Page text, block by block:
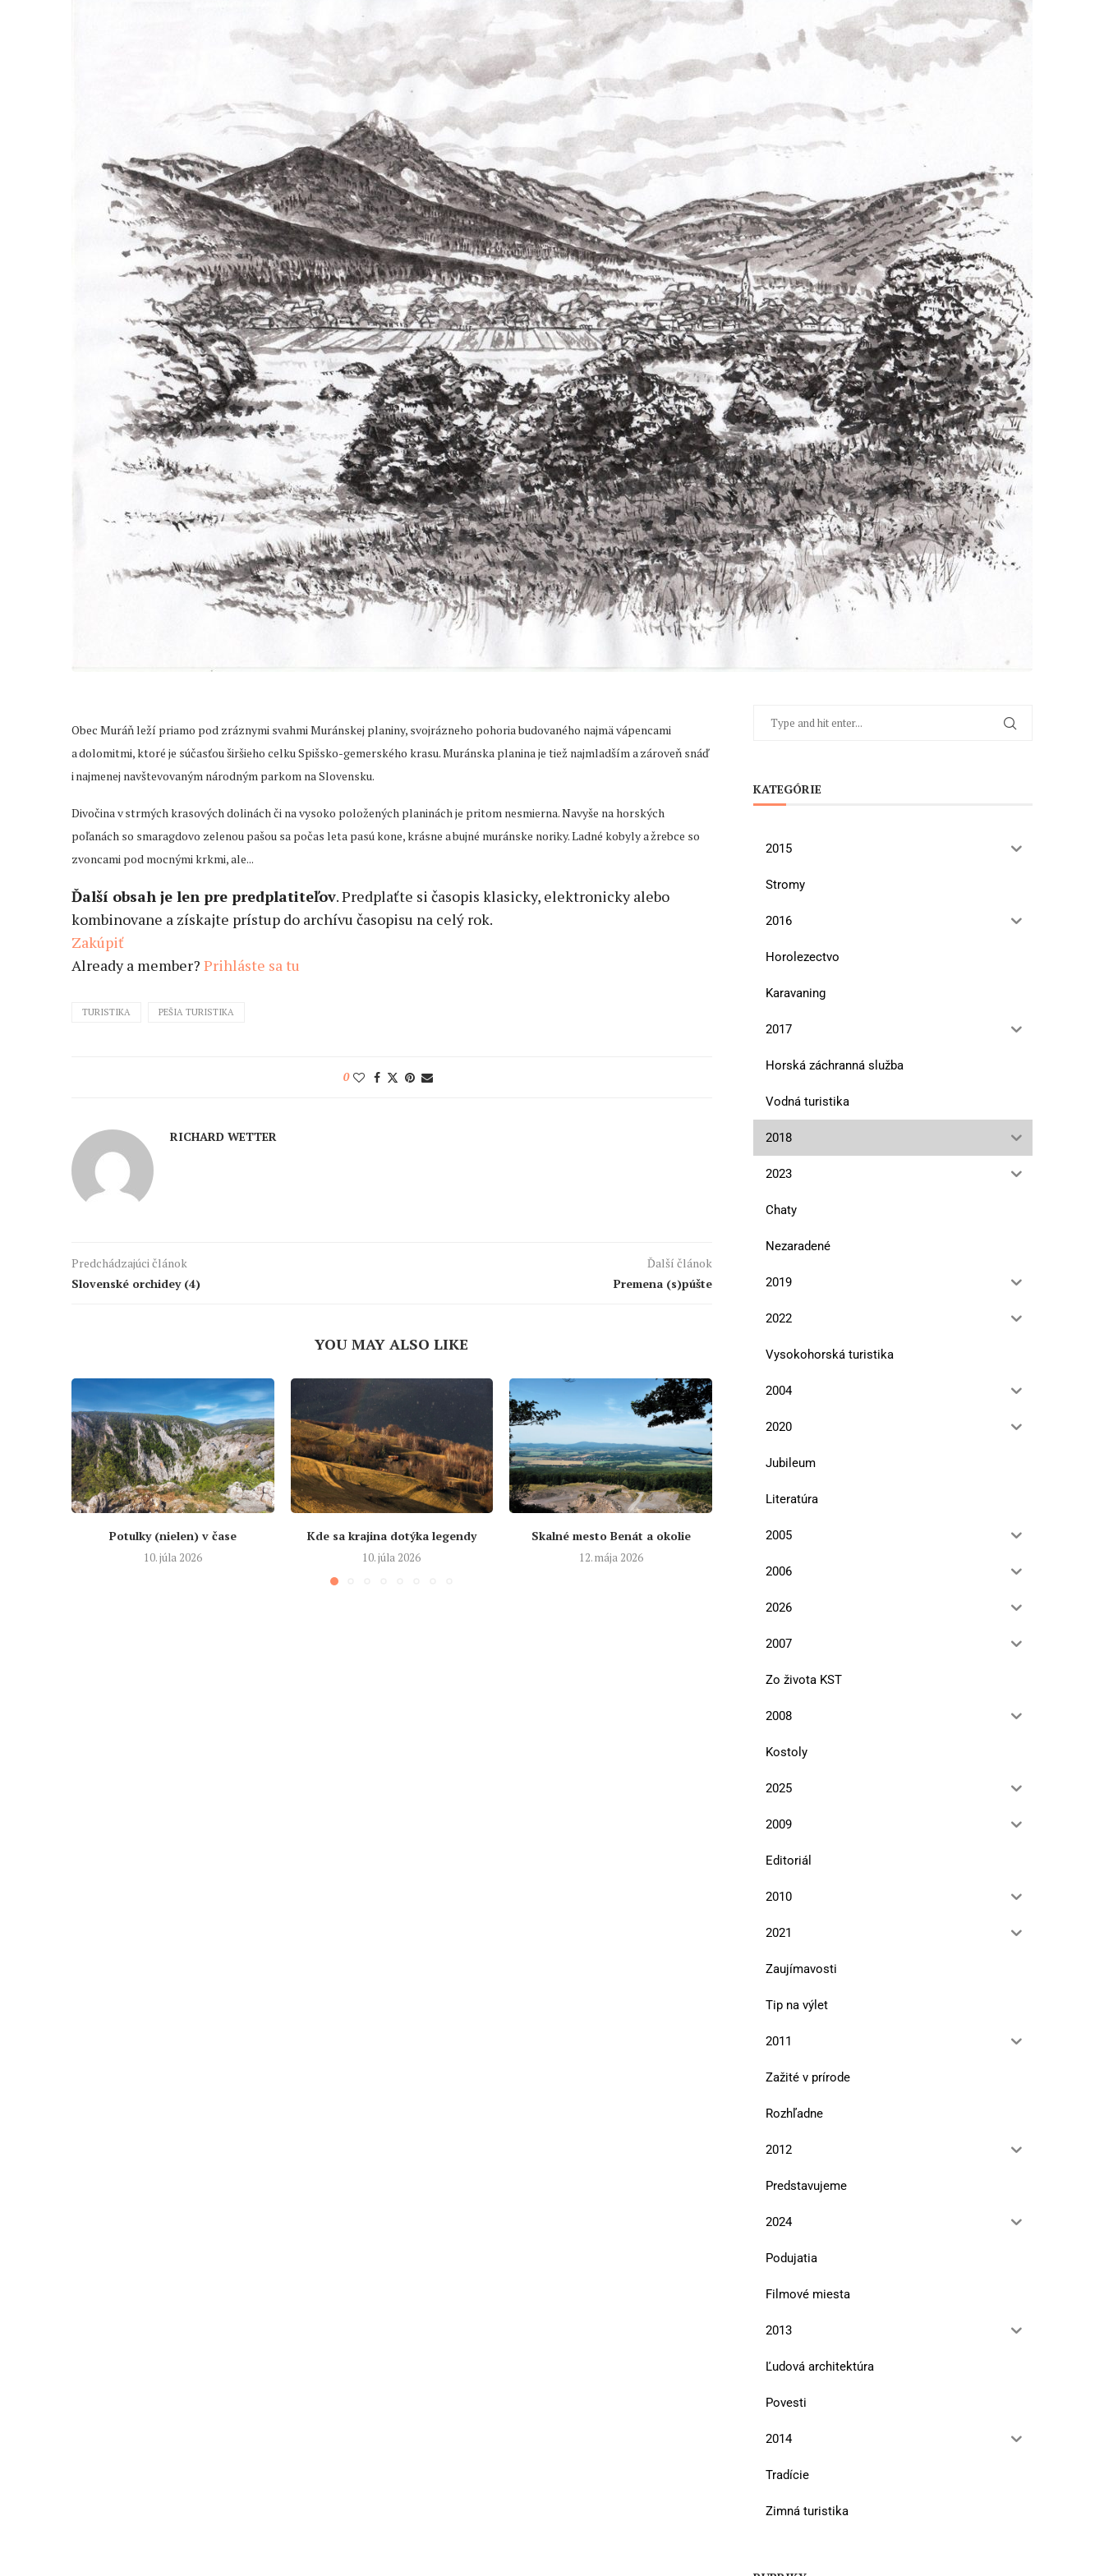
Obec Muráň leží priamo pod zráznymi svahmi Muránskej planiny, svojrázneho pohoria budovaného najmä vápencami
a dolomitmi, ktoré je súčasťou širšieho celku Spišsko-gemerského krasu. Muránska planina je tiež najmladším a zároveň snáď
i najmenej navštevovaným národným parkom na Slovensku.
Divočina v strmých krasových dolinách či na vysoko položených planinách je pritom nesmierna. Navyše na horských
poľanách so smaragdovo zelenou pašou sa počas leta pasú kone, krásne a bujné muránske noriky. Ladné kobyly a žrebce so
zvoncami pod mocnými krkmi, ale...
Ďalší obsah je len pre predplatiteľov. Predplaťte si časopis klasicky, elektronicky alebo
kombinovane a získajte prístup do archívu časopisu na celý rok.
Zakúpiť
Already a member? Prihláste sa tu
TURISTIKA PEŠIA TURISTIKA
0
RICHARD WETTER
Predchádzajúci článok
Slovenské orchidey (4)
Ďalší článok
Premena (s)púšte
YOU MAY ALSO LIKE
Potulky (nielen) v čase
10. júla 2026
Kde sa krajina dotýka legendy
10. júla 2026
Skalné mesto Benát a okolie
12. mája 2026
Pieskovcové tajomstvá pod
Jar v Malých Karpatoch
10. marca 2026
KATEGÓRIE
2015
Stromy
2016
Horolezectvo
Karavaning
2017
Horská záchranná služba
Vodná turistika
2018
2023
Chaty
Nezaradené
2019
2022
Vysokohorská turistika
2004
2020
Jubileum
Literatúra
2005
2006
2026
2007
Zo života KST
2008
Kostoly
2025
2009
Editoriál
2010
2021
Zaujímavosti
Tip na výlet
2011
Zažité v prírode
Rozhľadne
2012
Predstavujeme
2024
Podujatia
Filmové miesta
2013
Ľudová architektúra
Povesti
2014
Tradície
Zimná turistika